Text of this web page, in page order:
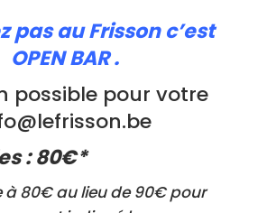
pas au Frisson c’est
OPEN BAR .
possible pour votre
: 80€*
à 80€ au lieu de 90€ pour